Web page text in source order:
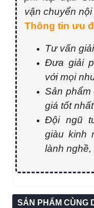
vận chuyển nội
Thông tin ưu
Tư vấn
Đưa giải
với mọi
Sản phẩm
giá tốt
Đội ngũ
giàu kinh
lành
SẢN PHẨM CÙNG